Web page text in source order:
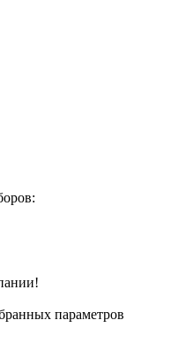
параметров